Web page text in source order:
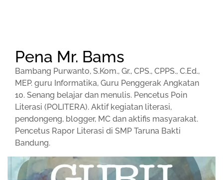
Pena Mr. Bams
Bambang Purwanto, S.Kom., Gr., CPS., CPPS., C.Ed.,
MEP. guru Informatika, Guru Penggerak Angkatan
10. Senang belajar dan menulis. Pencetus Poin
Literasi (POLITERA). Aktif kegiatan literasi,
pendongeng, blogger, MC dan aktifis masyarakat.
Pencetus Rapor Literasi di SMP Taruna Bakti
Bandung.